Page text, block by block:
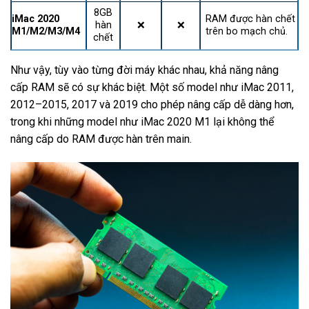
iMac 2020
M1/M2/M3/M4
8GB
hàn
chết
❌ ❌
RAM được hàn chết
trên bo mạch chủ.
Như vậy, tùy vào từng đời máy khác nhau, khả năng nâng
cấp RAM sẽ có sự khác biệt. Một số model như iMac 2011,
2012–2015, 2017 và 2019 cho phép nâng cấp dễ dàng hơn,
trong khi những model như iMac 2020 M1 lại không thể
nâng cấp do RAM được hàn trên main.